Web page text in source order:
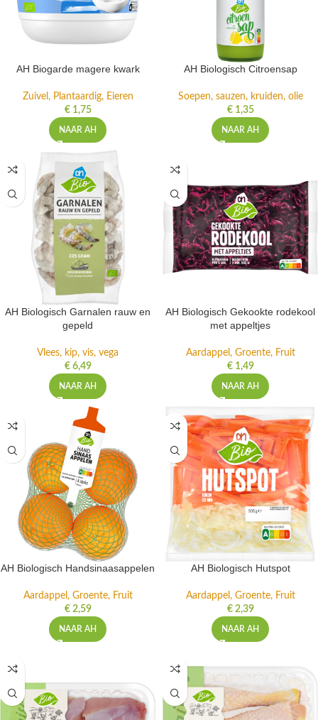
AH Biogarde magere kwark
Zuivel, Plantaardig, Eieren
€1,75
NAAR AH
AH Biologisch Citroensap
Soepen, sauzen, kruiden, olie
€1,35
NAAR AH
AH Biologisch Garnalen rauw en
gepeld
Vlees, kip, vis, vega
€6,49
NAAR AH
AH Biologisch Gekookte rodekool
met appeltjes
Aardappel, Groente, Fruit
€1,49
NAAR AH
AH Biologisch Handsinaasappelen
Aardappel, Groente, Fruit
€2,59
NAAR AH
AH Biologisch Hutspot
Aardappel, Groente, Fruit
€2,39
NAAR AH